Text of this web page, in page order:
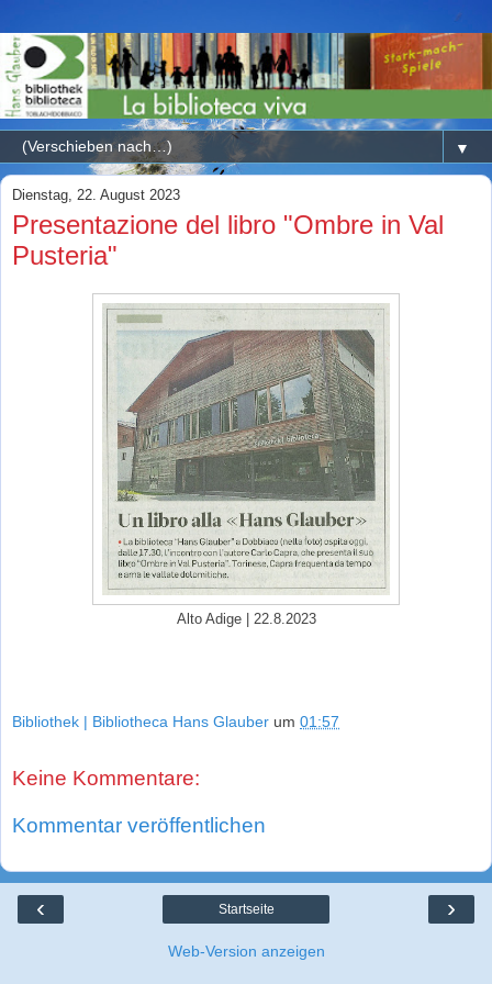
▼
Dienstag, 22. August 2023
Presentazione del libro "Ombre in Val
Pusteria"
Alto Adige | 22.8.2023
Bibliothek | Bibliotheca Hans Glauber um 01:57
Keine Kommentare:
Kommentar veröffentlichen
‹ ›
Startseite
Web-Version anzeigen